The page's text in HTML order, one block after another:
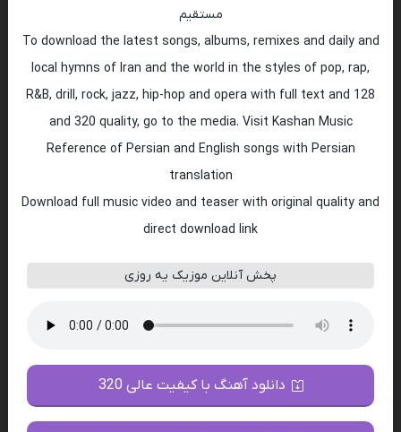
مستقیم
To download the latest songs, albums, remixes and daily and
local hymns of Iran and the world in the styles of pop, rap,
R&B, drill, rock, jazz, hip-hop and opera with full text and 128
and 320 quality, go to the media. Visit Kashan Music
Reference of Persian and English songs with Persian
translation
Download full music video and teaser with original quality and
direct download link
پخش آنلاین موزیک یه روزی
دانلود آهنگ با کیفیت عالی 320